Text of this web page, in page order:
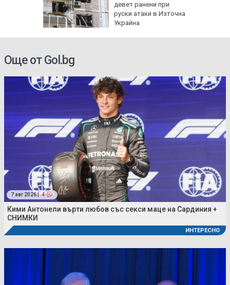
девет ранени при
руски атаки в Източна
Украйна
Още от Gol.bg
7 авг 2026 | 4
Кими Антонели върти любов със секси маце на Сардиния +
СНИМКИ
ИНТЕРЕСНО